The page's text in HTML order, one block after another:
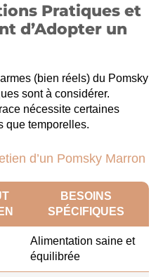
Pratiques et
d’Adopter un
(bien réels) du Pomsky
sont à considérer.
nécessite certaines
que temporelles.
d’un Pomsky Marron
BESOINS
SPÉCIFIQUES
Alimentation saine et
équilibrée